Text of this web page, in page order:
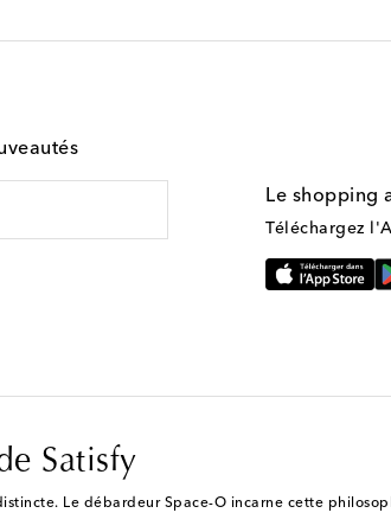
Le shopping
Téléchargez
Satisfy
Le débardeur Space-O incarne cette